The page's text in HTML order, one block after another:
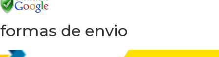
formas de envio